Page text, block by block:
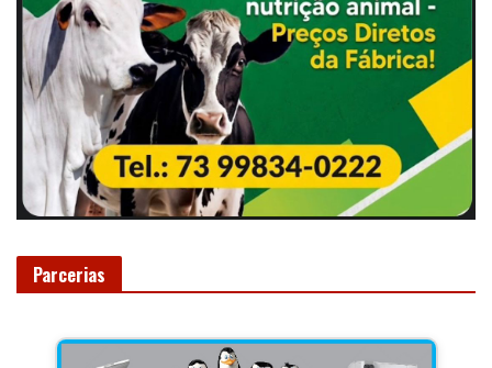
Parcerias